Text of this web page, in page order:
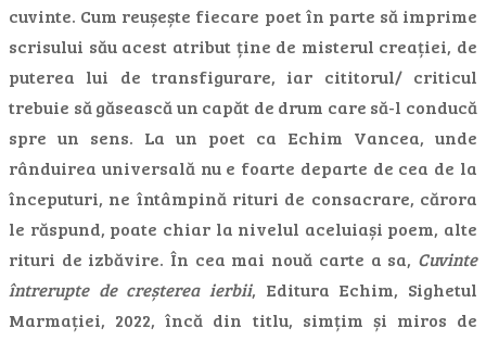
cuvinte. Cum reușește fiecare poet în parte să imprime
scrisului său acest atribut ține de misterul creației, de
puterea lui de transfigurare, iar cititorul/ criticul
trebuie să găsească un capăt de drum care să-l conducă
spre un sens. La un poet ca Echim Vancea, unde
rânduirea universală nu e foarte departe de cea de la
începuturi, ne întâmpină rituri de consacrare, cărora
le răspund, poate chiar la nivelul aceluiași poem, alte
rituri de izbăvire. În cea mai nouă carte a sa, Cuvinte
întrerupte de creșterea ierbii, Editura Echim, Sighetul
Marmației, 2022, încă din titlu, simțim și miros de